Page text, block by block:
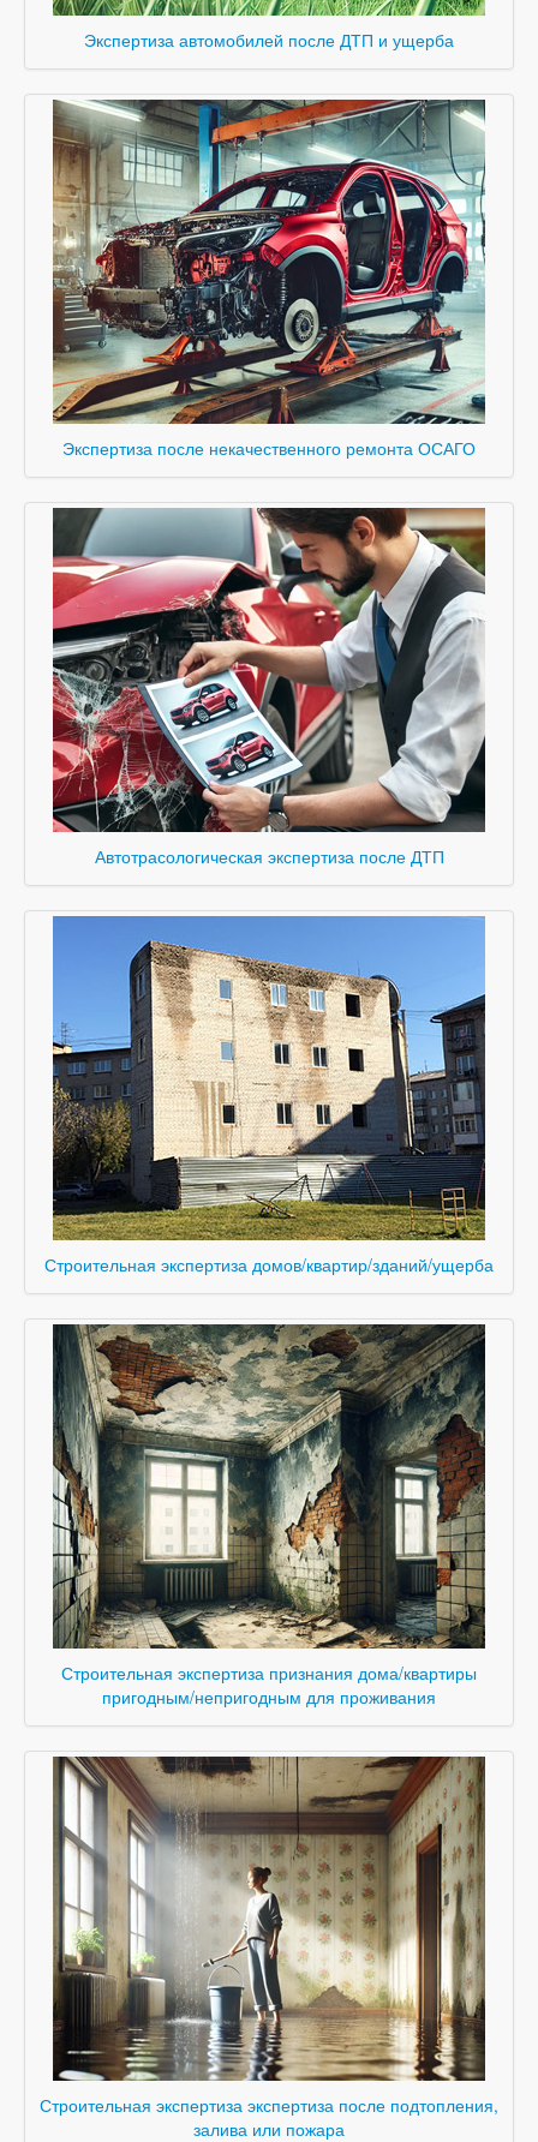
Экспертиза автомобилей после ДТП и ущерба
Экспертиза после некачественного ремонта ОСАГО
Автотрасологическая экспертиза после ДТП
Строительная экспертиза домов/квартир/зданий/ущерба
Строительная экспертиза признания дома/квартиры
пригодным/непригодным для проживания
Строительная экспертиза экспертиза после подтопления,
залива или пожара